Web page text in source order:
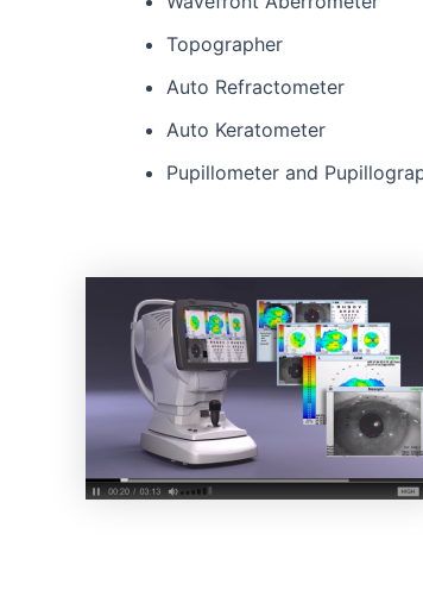
Topographer
Auto Refractometer
Auto Keratometer
Pupillometer and